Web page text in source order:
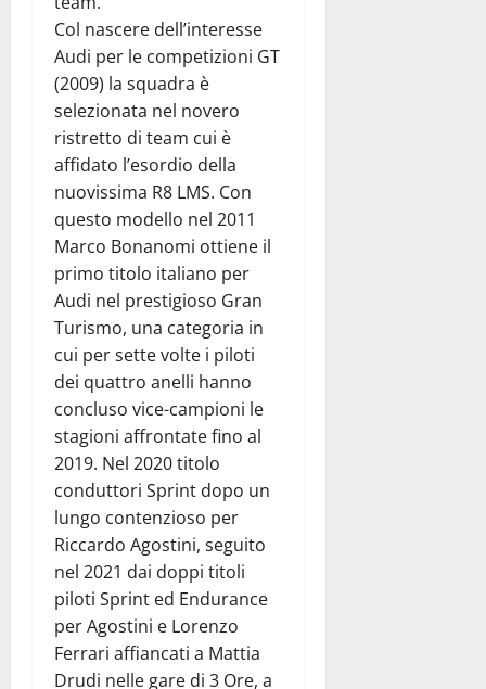
Col nascere dell’interesse
Audi per le competizioni GT
(2009) la squadra è
selezionata nel novero
ristretto di team cui è
affidato l’esordio della
nuovissima R8 LMS. Con
questo modello nel 2011
Marco Bonanomi ottiene il
primo titolo italiano per
Audi nel prestigioso Gran
Turismo, una categoria in
cui per sette volte i piloti
dei quattro anelli hanno
concluso vice-campioni le
stagioni affrontate fino al
2019. Nel 2020 titolo
conduttori Sprint dopo un
lungo contenzioso per
Riccardo Agostini, seguito
nel 2021 dai doppi titoli
piloti Sprint ed Endurance
per Agostini e Lorenzo
Ferrari affiancati a Mattia
Drudi nelle gare di 3 Ore, a